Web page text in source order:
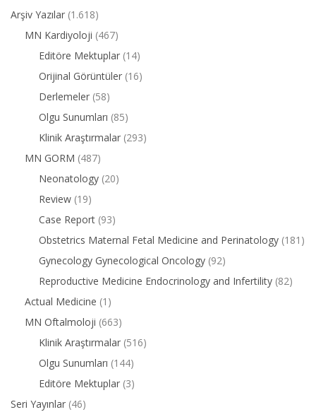
Arşiv Yazılar (1.618)
MN Kardiyoloji (467)
Editöre Mektuplar (14)
Orijinal Görüntüler (16)
Derlemeler (58)
Olgu Sunumları (85)
Klinik Araştırmalar (293)
MN GORM (487)
Neonatology (20)
Review (19)
Case Report (93)
Obstetrics Maternal Fetal Medicine and Perinatology (181)
Gynecology Gynecological Oncology (92)
Reproductive Medicine Endocrinology and Infertility (82)
Actual Medicine (1)
MN Oftalmoloji (663)
Klinik Araştırmalar (516)
Olgu Sunumları (144)
Editöre Mektuplar (3)
Seri Yayınlar (46)